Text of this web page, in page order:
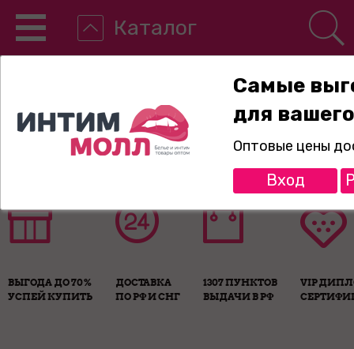
Каталог
8-800-775-89-65
ВЫГОДА ДО 70%
УСПЕЙ КУПИТЬ
ДОСТАВКА
ПО РФ И СНГ
1307 ПУНКТОВ
ВЫДАЧИ В РФ
VIP
Самые
для
Оптовые цены
Вход